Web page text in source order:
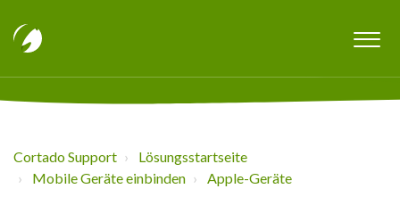
Cortado Support
Lösungsstartseite
Mobile Geräte einbinden
Apple-Geräte